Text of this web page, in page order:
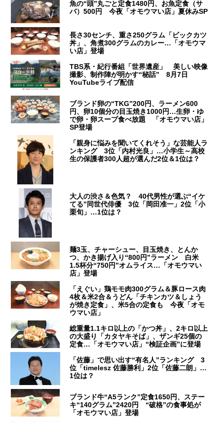
魚の“頭”丸ごと定食1480円、お魚定食（サ
バ）500円 今夜「オモウマい店」夏休みSP
長さ30センチ、重さ250グラム「ビックカツ
丼」、角煮300グラムのカレー…「オモウマ
い店」登場
TBS系・紀行番組「世界遺産」 美しい映像
撮影、制作陣が明かす“秘話” 8月7日
YouTubeライブ配信
ブランド卵の“TKG”200円、ラーメン600
円、卵10個分の目玉焼き1000円…生卵・ゆ
で卵・卵スープ食べ放題 「オモウマい店」
SP登場
「親身に悩みを聞いてくれそう」な芸能人ラ
ンキング 3位「内村光良」…小学生～高校
生の保護者300人超が選んだ2位＆1位は？
大人の渋さ＆色気？ 40代男性が選ぶ“イケ
てる”同世代俳優 3位「岡田准一」2位「小
栗旬」…1位は？
麺3玉、チャーシュー、目玉焼き、とんか
つ、かき揚げ入り“800円”ラーメン 白米
1.5杯分“750円”オムライス…「オモウマい
店」登場
「えぐい」鶏モモ肉300グラム＆豚ロース肉
4枚＆米2合＆うどん「チキンカツ＆しょう
が焼き定食」、米5合の定食も 今夜「オモ
ウマい店」
総重量1.1キロ以上の「かつ丼」、2キロ以上
の大盛り「カタヤキそば」、ザンギ25個の
定食…「オモウマい店」“検証企画”に登場
「佐藤」で思い出す“有名人”ランキング 3
位「timelesz 佐藤勝利」2位「佐藤二朗」…
1位は？
ブランド牛“A5ランク”定食1650円、ステー
キ“140グラム”2420円 “破格”の食事処が
「オモウマい店」登場